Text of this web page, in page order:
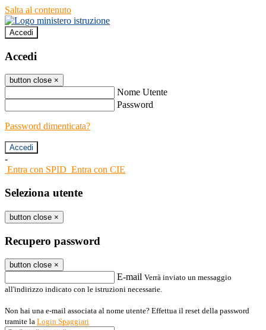
Salta al contenuto
Accedi
Accedi
button close ×
Nome Utente
Password
Password dimenticata?
-
Entra con SPID Entra con CIE
Seleziona utente
button close ×
Recupero password
button close ×
E-mail Verrà inviato un messaggio
all'indirizzo indicato con le istruzioni necessarie.
Non hai una e-mail associata al nome utente? Effettua il reset della password
tramite la Login Spaggiari